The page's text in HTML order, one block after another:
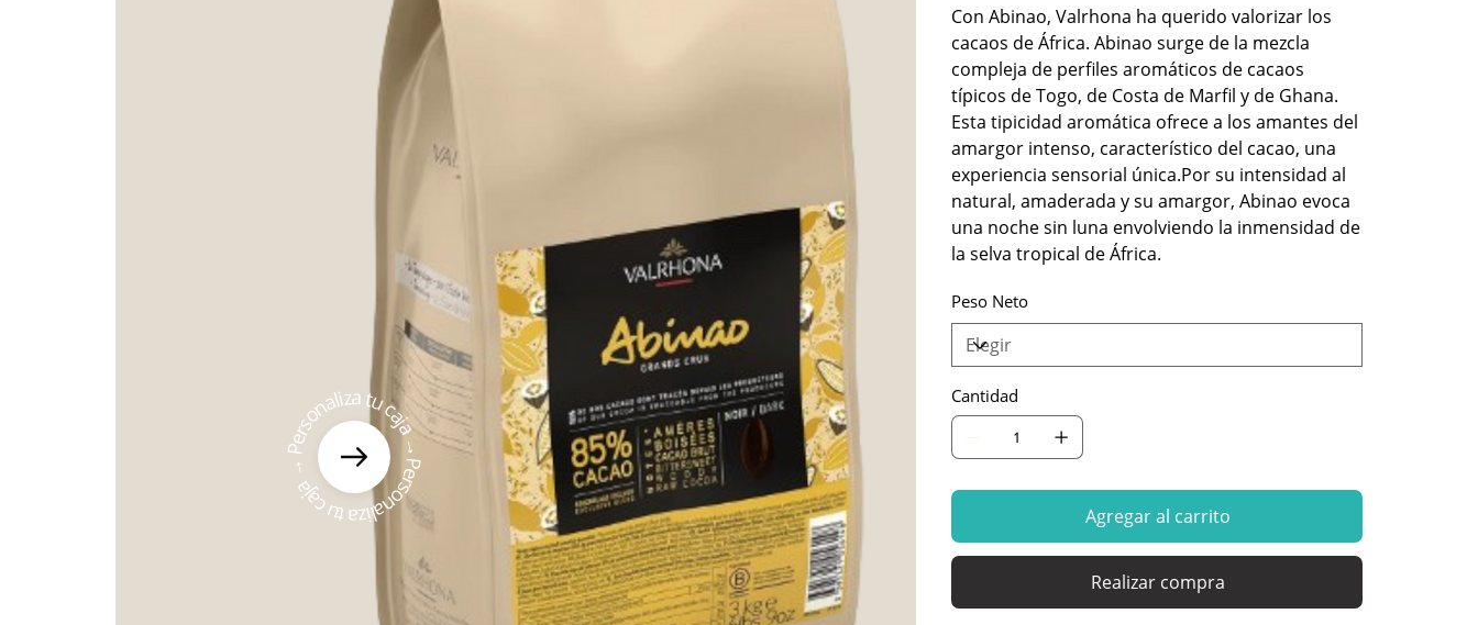
Con Abinao, Valrhona ha querido valorizar los
cacaos de África. Abinao surge de la mezcla
compleja de perfiles aromáticos de cacaos
típicos de Togo, de Costa de Marfil y de Ghana.
Esta tipicidad aromática ofrece a los amantes del
amargor intenso, característico del cacao, una
experiencia sensorial única.Por su intensidad al
natural, amaderada y su amargor, Abinao evoca
una noche sin luna envolviendo la inmensidad de
la selva tropical de África.
Peso Neto
Cantidad
Agregar al carrito
Realizar compra
Personaliza tu caja → Personaliza tu caja →